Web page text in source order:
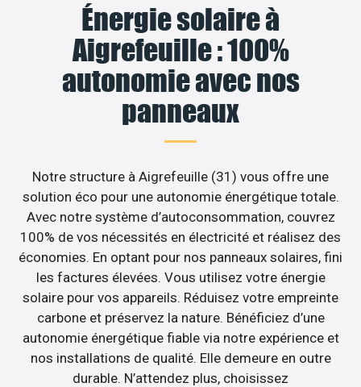
Énergie solaire à
Aigrefeuille : 100%
autonomie avec nos
panneaux
Notre structure à Aigrefeuille (31) vous offre une
solution éco pour une autonomie énergétique totale.
Avec notre système d’autoconsommation, couvrez
100% de vos nécessités en électricité et réalisez des
économies. En optant pour nos panneaux solaires, fini
les factures élevées. Vous utilisez votre énergie
solaire pour vos appareils. Réduisez votre empreinte
carbone et préservez la nature. Bénéficiez d’une
autonomie énergétique fiable via notre expérience et
nos installations de qualité. Elle demeure en outre
durable. N’attendez plus, choisissez